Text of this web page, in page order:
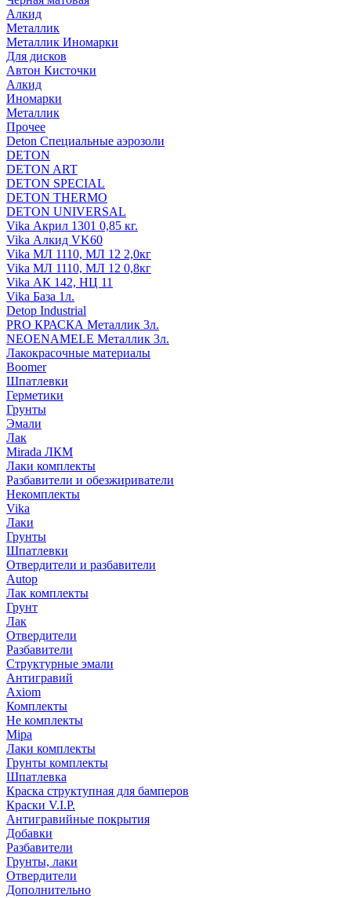
Алкид
Металлик
Металлик Иномарки
Для дисков
Автон Кисточки
Алкид
Иномарки
Металлик
Прочее
Deton Специальные аэрозоли
DETON
DETON ART
DETON SPECIAL
DETON THERMO
DETON UNIVERSAL
Vika Акрил 1301 0,85 кг.
Vika Алкид VK60
Vika МЛ 1110, МЛ 12 2,0кг
Vika МЛ 1110, МЛ 12 0,8кг
Vika АК 142, НЦ 11
Vika База 1л.
Detop Industrial
PRO КРАСКА Металлик 3л.
NEOENAMELE Металлик 3л.
Лакокрасочные материалы
Boomer
Шпатлевки
Герметики
Грунты
Эмали
Лак
Mirada ЛКМ
Лаки комплекты
Разбавители и обезжириватели
Некомплекты
Vika
Лаки
Грунты
Шпатлевки
Отвердители и разбавители
Autop
Лак комплекты
Грунт
Лак
Отвердители
Разбавители
Структурные эмали
Антигравий
Axiom
Комплекты
Не комплекты
Mipa
Лаки комплекты
Грунты комплекты
Шпатлевка
Краска структупная для бамперов
Краски V.I.P.
Антигравийные покрытия
Добавки
Разбавители
Грунты, лаки
Отвердители
Дополнительно